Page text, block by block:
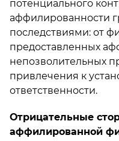
потенциального
аффилированности
последствиями: от
предоставленных
непозволительных
привлечения к
ответственности.
Отрицательные
аффилированной